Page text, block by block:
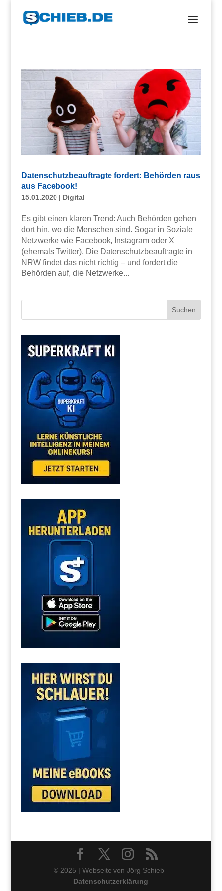
Datenschutzbeauftragte fordert: Behörden raus
aus Facebook!
15.01.2020| Digital
Es gibt einen klaren Trend: Auch Behörden gehen
dort hin, wo die Menschen sind. Sogar in Soziale
Netzwerke wie Facebook, Instagram oder X
(ehemals Twitter). Die Datenschutzbeauftragte in
NRW findet das nicht richtig – und fordert die
Behörden auf, die Netzwerke...
© 2025 | Webseite von Jörg Schieb |
Datenschutzerklärung